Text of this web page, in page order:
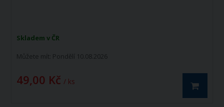
Skladem v ČR
Můžete mít: Pondělí 10.08.2026
49,00 Kč / ks